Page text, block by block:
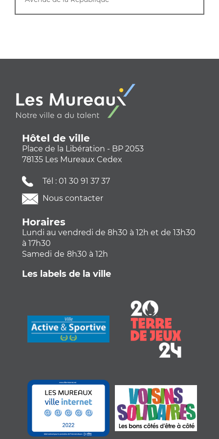
Hôtel de ville
Place de la Libération - BP 2053
78135 Les Mureaux Cedex
Tél : 01 30 91 37 37
Nous contacter
Horaires
Lundi au vendredi de 8h30 à 12h et de 13h30
à 17h30
Samedi de 8h30 à 12h
Les labels de la ville